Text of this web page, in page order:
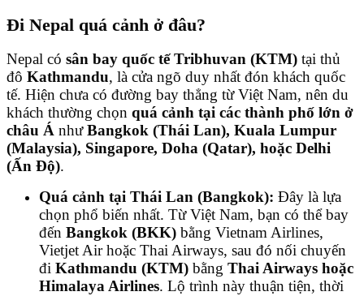
Đi Nepal quá cảnh ở đâu?
Nepal có sân bay quốc tế Tribhuvan (KTM) tại thủ
đô Kathmandu, là cửa ngõ duy nhất đón khách quốc
tế. Hiện chưa có đường bay thẳng từ Việt Nam, nên du
khách thường chọn quá cảnh tại các thành phố lớn ở
châu Á nhưBangkok (Thái Lan), Kuala Lumpur
(Malaysia), Singapore, Doha (Qatar), hoặc Delhi
(Ấn Độ).
Quá cảnh tại Thái Lan (Bangkok): Đây là lựa
chọn phổ biến nhất. Từ Việt Nam, bạn có thể bay
đến Bangkok (BKK) bằng Vietnam Airlines,
Vietjet Air hoặc Thai Airways, sau đó nối chuyến
đi Kathmandu (KTM) bằng Thai Airways hoặc
Himalaya Airlines. Lộ trình này thuận tiện, thời